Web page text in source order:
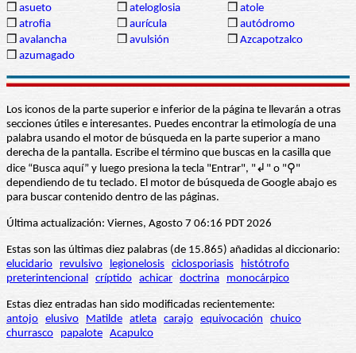
❒ asueto ❒ ateloglosia ❒ atole
❒ atrofia ❒ aurícula ❒ autódromo
❒ avalancha ❒ avulsión ❒ Azcapotzalco
❒ azumagado
Los iconos de la parte superior e inferior de la página te llevarán a otras
secciones útiles e interesantes. Puedes encontrar la etimología de una
palabra usando el motor de búsqueda en la parte superior a mano
derecha de la pantalla. Escribe el término que buscas en la casilla que
dice “Busca aquí” y luego presiona la tecla "Entrar", "↲" o "⚲"
dependiendo de tu teclado. El motor de búsqueda de Google abajo es
para buscar contenido dentro de las páginas.
Última actualización: Viernes, Agosto 7 06:16 PDT 2026
Estas son las últimas diez palabras (de 15.865) añadidas al diccionario:
elucidario
revulsivo legionelosis ciclosporiasis
histótrofo
preterintencional críptido achicar doctrina monocárpico
Estas diez entradas han sido modificadas recientemente:
antojo elusivo Matilde atleta carajo equivocación
chuico
churrasco
papalote Acapulco